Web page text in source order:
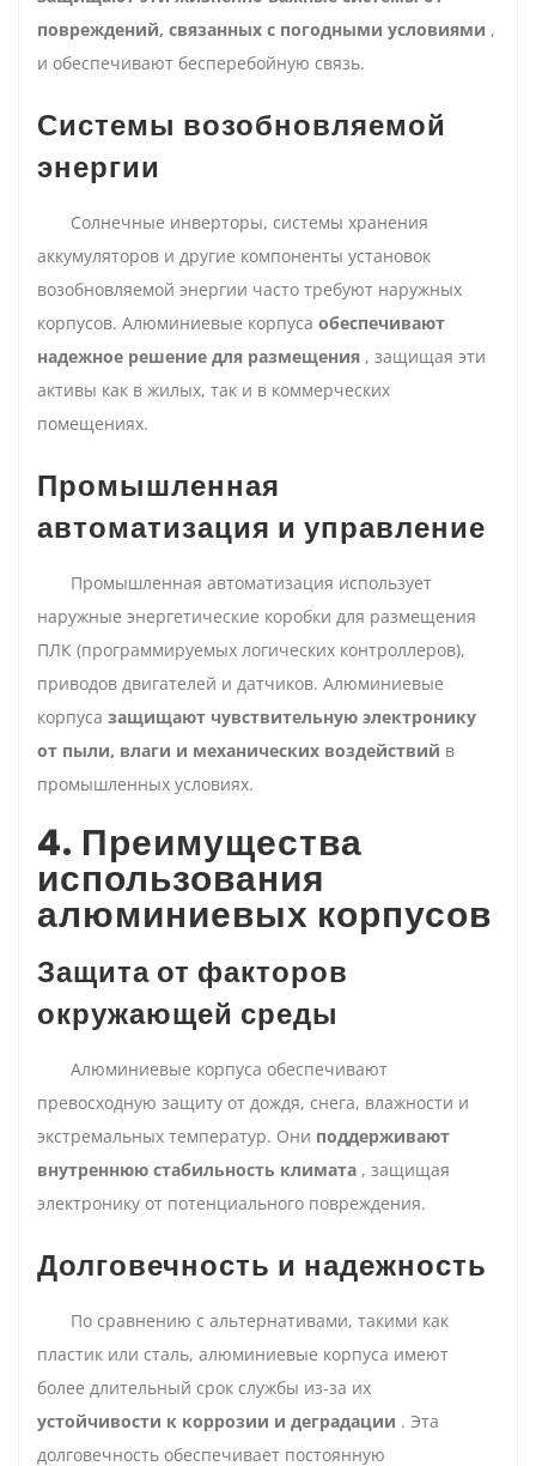
повреждений, связанных с погодными условиями ,
и обеспечивают бесперебойную связь.
Системы возобновляемой
энергии
Солнечные инверторы, системы хранения
аккумуляторов и другие компоненты установок
возобновляемой энергии часто требуют наружных
корпусов. Алюминиевые корпуса обеспечивают
надежное решение для размещения , защищая эти
активы как в жилых, так и в коммерческих
помещениях.
Промышленная
автоматизация и управление
Промышленная автоматизация использует
наружные энергетические коробки для размещения
ПЛК (программируемых логических контроллеров),
приводов двигателей и датчиков. Алюминиевые
корпуса защищают чувствительную электронику
от пыли, влаги и механических воздействий в
промышленных условиях.
4. Преимущества
использования
алюминиевых корпусов
Защита от факторов
окружающей среды
Алюминиевые корпуса обеспечивают
превосходную защиту от дождя, снега, влажности и
экстремальных температур. Они поддерживают
внутреннюю стабильность климата , защищая
электронику от потенциального повреждения.
Долговечность и надежность
По сравнению с альтернативами, такими как
пластик или сталь, алюминиевые корпуса имеют
более длительный срок службы из-за их
устойчивости к коррозии и деградации . Эта
долговечность обеспечивает постоянную